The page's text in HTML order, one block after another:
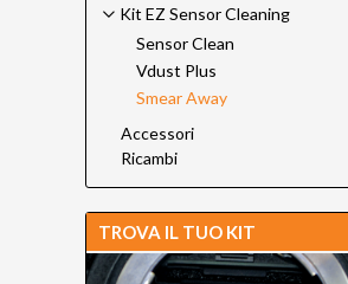
Kit EZ Sensor Cleaning
Sensor Clean
Vdust Plus
Smear Away
Accessori
Ricambi
TROVA IL TUO KIT